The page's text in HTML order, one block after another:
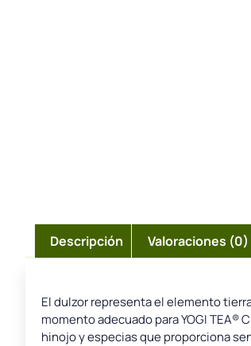
Descripción Valoraciones (0)
El dulzor representa el elemento
momento adecuado para YOGI
hinojo y especias que proporciona